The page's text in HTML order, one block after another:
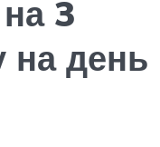
3
на день